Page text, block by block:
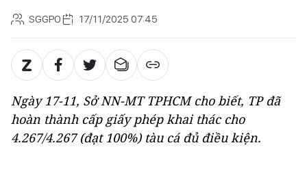
SGGPO 17/11/2025 07:45
Ngày 17-11, Sở NN-MT TPHCM cho biết, TP đã
hoàn thành cấp giấy phép khai thác cho
4.267/4.267 (đạt 100%) tàu cá đủ điều kiện.